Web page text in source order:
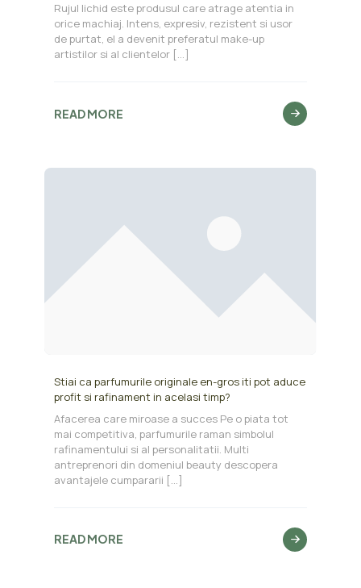
Rujul lichid este produsul care atrage atentia in
orice machiaj. Intens, expresiv, rezistent si usor
de purtat, el a devenit preferatul make-up
artistilor si al clientelor[…]
READ MORE
Stiai ca parfumurile originale en-gros iti pot aduce
profit si rafinament in acelasi timp?
Afacerea care miroase a succes Pe o piata tot
mai competitiva, parfumurile raman simbolul
rafinamentului si al personalitatii. Multi
antreprenori din domeniul beauty descopera
avantajele cumpararii […]
READ MORE